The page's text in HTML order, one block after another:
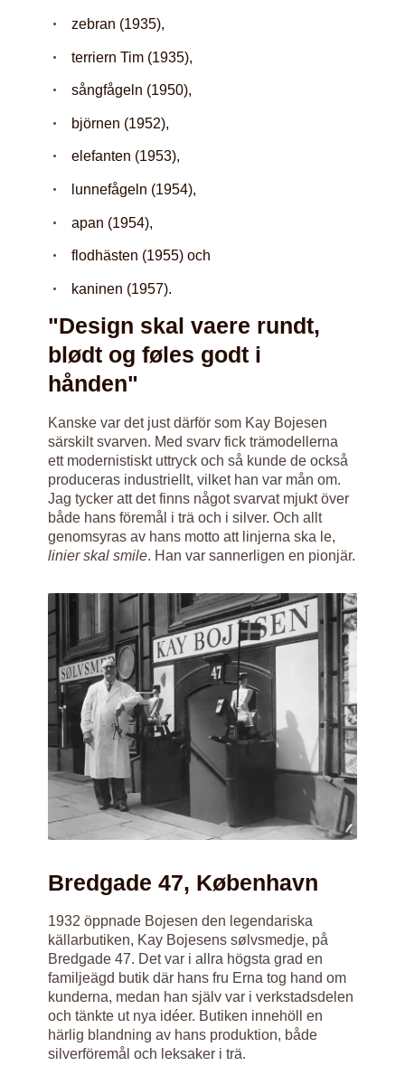
zebran (1935),
terriern Tim (1935),
sångfågeln (1950),
björnen (1952),
elefanten (1953),
lunnefågeln (1954),
apan (1954),
flodhästen (1955) och
kaninen (1957).
"Design skal vaere rundt,
blødt og føles godt i
hånden"
Kanske var det just därför som Kay Bojesen
särskilt svarven. Med svarv fick trämodellerna
ett modernistiskt uttryck och så kunde de också
produceras industriellt, vilket han var mån om.
Jag tycker att det finns något svarvat mjukt över
både hans föremål i trä och i silver. Och allt
genomsyras av hans motto att linjerna ska le,
linier skal smile. Han var sannerligen en pionjär.
Bredgade 47, København
1932 öppnade Bojesen den legendariska
källarbutiken, Kay Bojesens sølvsmedje, på
Bredgade 47. Det var i allra högsta grad en
familjeägd butik där hans fru Erna tog hand om
kunderna, medan han själv var i verkstadsdelen
och tänkte ut nya idéer. Butiken innehöll en
härlig blandning av hans produktion, både
silverföremål och leksaker i trä.